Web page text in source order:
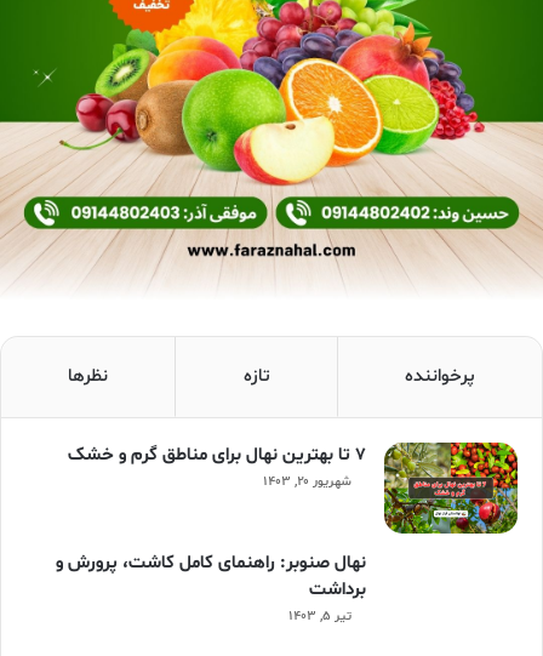
پرخواننده تازه نظرها
۷ تا بهترین نهال برای مناطق گرم و خشک
شهریور ۲۰, ۱۴۰۳
نهال صنوبر: راهنمای کامل کاشت، پرورش و
برداشت
تیر ۵, ۱۴۰۳